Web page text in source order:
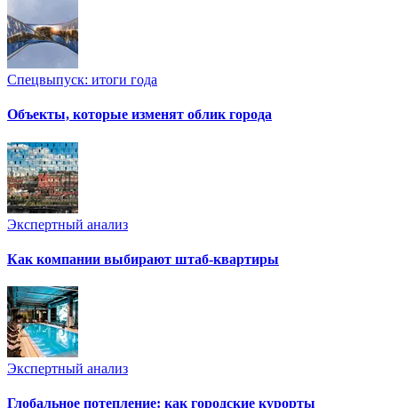
Спецвыпуск: итоги года
Объекты, которые изменят облик города
Экспертный анализ
Как компании выбирают штаб-квартиры
Экспертный анализ
Глобальное потепление: как городские курорты